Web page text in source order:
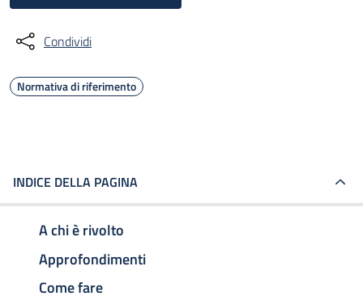
Condividi
Normativa di riferimento
INDICE DELLA PAGINA
A chi è rivolto
Approfondimenti
Come fare